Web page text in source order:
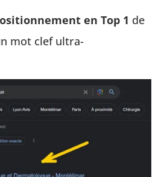
en Top 1 de
mot clef ultra-